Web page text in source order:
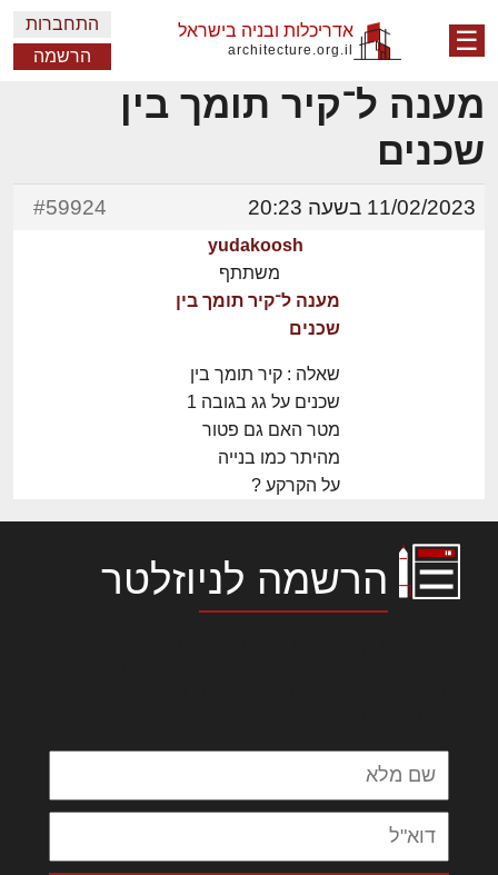
☰ אדריכלות ובניה בישראל
architecture.org.il
התחברות
הרשמה
מענה ל־קיר תומך בין
שכנים
11/02/2023 בשעה 20:23 #59924
yudakoosh
משתתף
מענה ל־קיר תומך בין
שכנים
שאלה : קיר תומך בין
שכנים על גג בגובה 1
מטר האם גם פטור
מהיתר כמו בנייה
על הקרקע ?
הרשמה לניוזלטר